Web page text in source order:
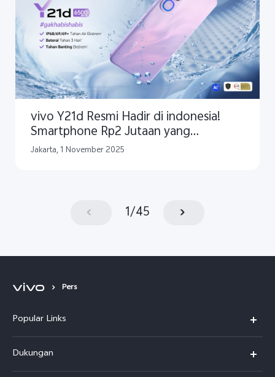
vivo Y21d Resmi Hadir di indonesia!
Smartphone Rp2 Jutaan yang
#GakHabisHabis Tangguhnya dengan
Jakarta, 1 November 2025
1/45
Pers
Popular Links
T5
Dukungan